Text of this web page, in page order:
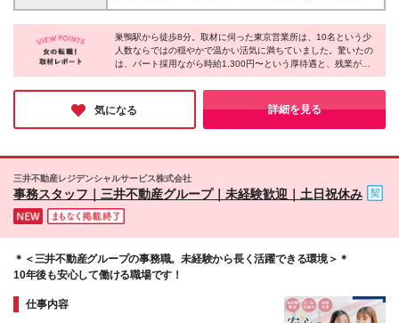
区千石4丁目9番8号（東京営業所）
巣鴨駅から徒歩8分。取材に伺った東京営業所は、10名という少
人数ならではの穏やかで温かい活気に満ちていました。驚いたの
は、パート採用ながら時給1,300円〜という厚待遇と、残業が一
切ない点。『無理なく、でもしっかり稼ぎたい』という女性の願
いを叶えられる環境です。
45年の歴史を持つ安定企業だからこその余裕が、教え方や雰囲気
の優しさに繋がっているのだと感じました。未経験の方にこそ、
ぜひおすすめしたい一社です！
気になる 詳細を見る
三井不動産レジデンシャルサービス株式会社
事務スタッフ｜三井不動産グループ｜未経験歓迎｜土日祝休み
＊＜三井不動産グループの事務職。未経験から長く活躍できる環境＞＊
10年後も安心して働ける職場です！
仕事内容